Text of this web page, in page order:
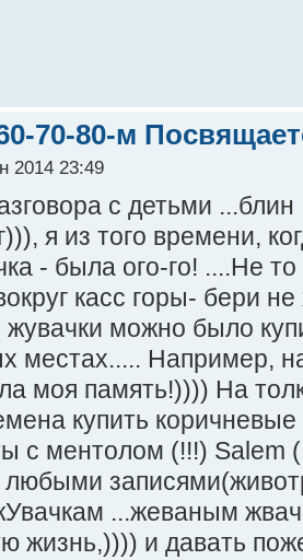
70-80-м
2014 23:49
с детьми ...блин
я из того времени,
- была ого-го! ....Не
касс горы- бери не
можно было
местах..... Например,
моя память!)))) На
купить
с ментолом (!!!) Salem
любыми
...жеваным
жизнь,)))) и давать